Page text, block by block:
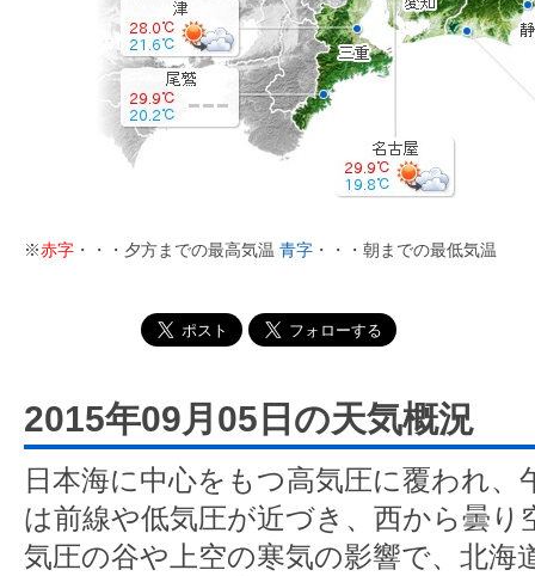
※赤字 ・・・夕方までの最高気温 青字 ・・・朝までの最低気温
2015年09月05日の天気概況
日本海に中心をもつ高気圧に覆われ、
は前線や低気圧が近づき、西から曇り
気圧の谷や上空の寒気の影響で、北海